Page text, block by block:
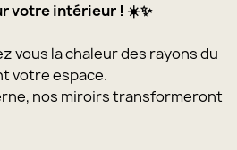
votre intérieur ! ☀️✨
vous la chaleur des rayons du
votre espace.
nos miroirs transformeront